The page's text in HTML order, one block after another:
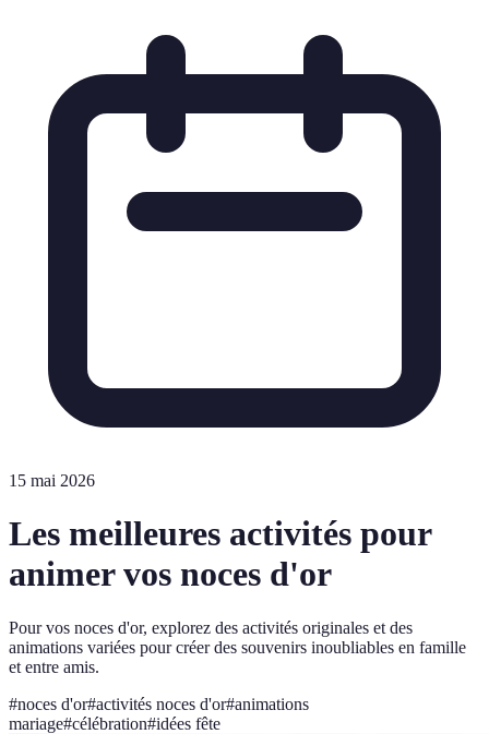
15 mai 2026
Les meilleures activités pour
animer vos noces d'or
Pour vos noces d'or, explorez des activités originales et des
animations variées pour créer des souvenirs inoubliables en famille
et entre amis.
#noces d'or#activités noces d'or#animations
mariage#célébration#idées fête